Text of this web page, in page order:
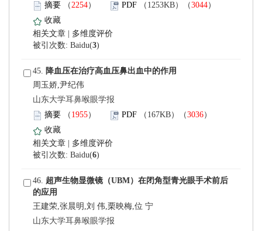
）
）
)
45.
周玉娇,尹纪伟
山东大学耳鼻喉眼学报
）
）
)
46.
王建荣,张晨明,刘 伟,栗映梅,位 宁
山东大学耳鼻喉眼学报